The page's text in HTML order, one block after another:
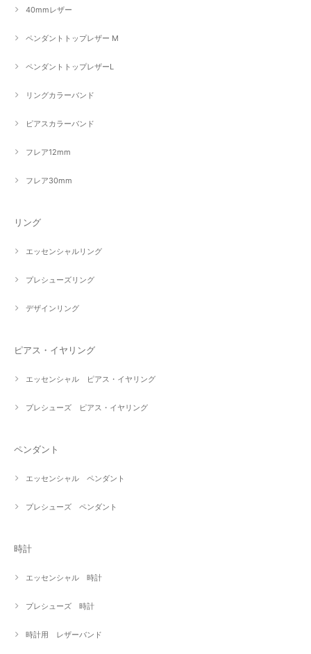
40mmレザー
ペンダントトップレザー M
ペンダントトップレザーL
リングカラーバンド
ピアスカラーバンド
フレア12mm
フレア30mm
リング
エッセンシャルリング
プレシューズリング
デザインリング
ピアス・イヤリング
エッセンシャル ピアス・イヤリング
プレシューズ ピアス・イヤリング
ペンダント
エッセンシャル ペンダント
プレシューズ ペンダント
時計
エッセンシャル 時計
プレシューズ 時計
時計用 レザーバンド